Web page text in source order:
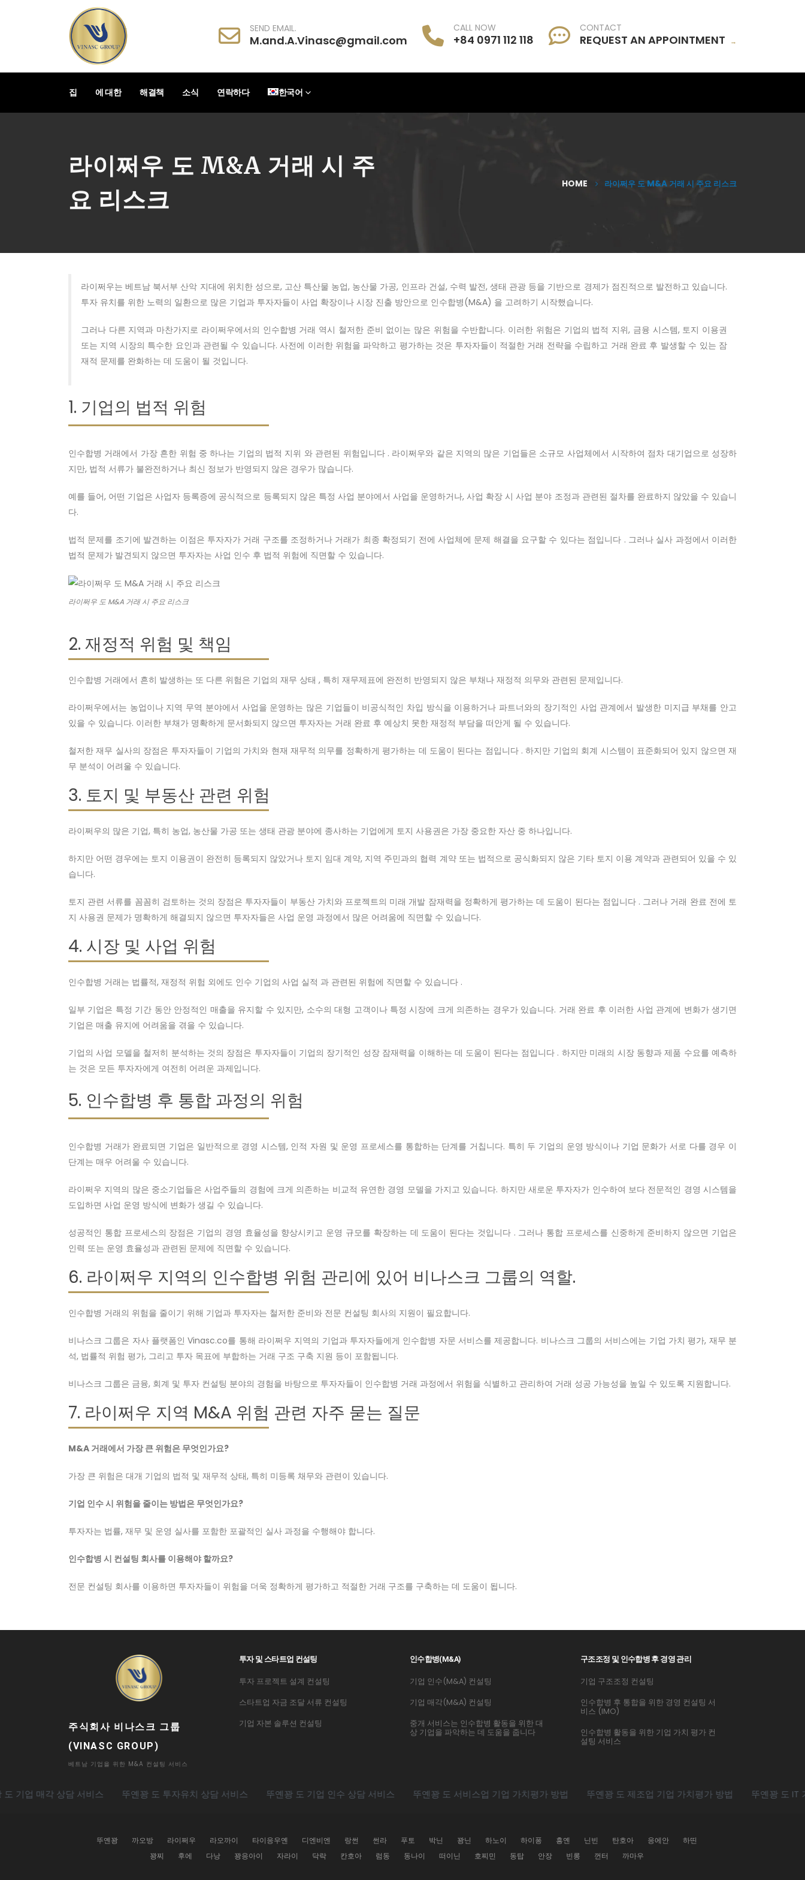
SEND EMAIL.
M.and.A.Vinasc@gmail.com
CALL NOW
+84 0971 112 118
CONTACT
REQUEST AN APPOINTMENT →
집 에 대한 해결책 소식 연락하다 한국어
라이쩌우 도 M&A 거래 시 주
요 리스크
HOME 라이쩌우 도 M&A 거래 시 주요 리스크
라이쩌우는 베트남 북서부 산악 지대에 위치한 성으로, 고산 특산물 농업, 농산물 가공, 인프라 건설, 수력 발전, 생태 관광 등을 기반으로 경제가 점진적으로 발전하고 있습니다.
투자 유치를 위한 노력의 일환으로 많은 기업과 투자자들이 사업 확장이나 시장 진출 방안으로 인수합병(M&A) 을 고려하기 시작했습니다.
그러나 다른 지역과 마찬가지로 라이쩌우에서의 인수합병 거래 역시 철저한 준비 없이는 많은 위험을 수반합니다. 이러한 위험은 기업의 법적 지위, 금융 시스템, 토지 이용권
또는 지역 시장의 특수한 요인과 관련될 수 있습니다. 사전에 이러한 위험을 파악하고 평가하는 것은 투자자들이 적절한 거래 전략을 수립하고 거래 완료 후 발생할 수 있는 잠
재적 문제를 완화하는 데 도움이 될 것입니다.
1. 기업의 법적 위험
인수합병 거래에서 가장 흔한 위험 중 하나는 기업의 법적 지위 와 관련된 위험입니다 . 라이쩌우와 같은 지역의 많은 기업들은 소규모 사업체에서 시작하여 점차 대기업으로 성장하
지만, 법적 서류가 불완전하거나 최신 정보가 반영되지 않은 경우가 많습니다.
예를 들어, 어떤 기업은 사업자 등록증에 공식적으로 등록되지 않은 특정 사업 분야에서 사업을 운영하거나, 사업 확장 시 사업 분야 조정과 관련된 절차를 완료하지 않았을 수 있습니
다.
법적 문제를 조기에 발견하는 이점은 투자자가 거래 구조를 조정하거나 거래가 최종 확정되기 전에 사업체에 문제 해결을 요구할 수 있다는 점입니다 . 그러나 실사 과정에서 이러한
법적 문제가 발견되지 않으면 투자자는 사업 인수 후 법적 위험에 직면할 수 있습니다.
라이쩌우 도 M&A 거래 시 주요 리스크
2. 재정적 위험 및 책임
인수합병 거래에서 흔히 발생하는 또 다른 위험은 기업의 재무 상태 , 특히 재무제표에 완전히 반영되지 않은 부채나 재정적 의무와 관련된 문제입니다.
라이쩌우에서는 농업이나 지역 무역 분야에서 사업을 운영하는 많은 기업들이 비공식적인 차입 방식을 이용하거나 파트너와의 장기적인 사업 관계에서 발생한 미지급 부채를 안고
있을 수 있습니다. 이러한 부채가 명확하게 문서화되지 않으면 투자자는 거래 완료 후 예상치 못한 재정적 부담을 떠안게 될 수 있습니다.
철저한 재무 실사의 장점은 투자자들이 기업의 가치와 현재 재무적 의무를 정확하게 평가하는 데 도움이 된다는 점입니다 . 하지만 기업의 회계 시스템이 표준화되어 있지 않으면 재
무 분석이 어려울 수 있습니다.
3. 토지 및 부동산 관련 위험
라이쩌우의 많은 기업, 특히 농업, 농산물 가공 또는 생태 관광 분야에 종사하는 기업에게 토지 사용권은 가장 중요한 자산 중 하나입니다.
하지만 어떤 경우에는 토지 이용권이 완전히 등록되지 않았거나 토지 임대 계약, 지역 주민과의 협력 계약 또는 법적으로 공식화되지 않은 기타 토지 이용 계약과 관련되어 있을 수 있
습니다.
토지 관련 서류를 꼼꼼히 검토하는 것의 장점은 투자자들이 부동산 가치와 프로젝트의 미래 개발 잠재력을 정확하게 평가하는 데 도움이 된다는 점입니다 . 그러나 거래 완료 전에 토
지 사용권 문제가 명확하게 해결되지 않으면 투자자들은 사업 운영 과정에서 많은 어려움에 직면할 수 있습니다.
4. 시장 및 사업 위험
인수합병 거래는 법률적, 재정적 위험 외에도 인수 기업의 사업 실적 과 관련된 위험에 직면할 수 있습니다 .
일부 기업은 특정 기간 동안 안정적인 매출을 유지할 수 있지만, 소수의 대형 고객이나 특정 시장에 크게 의존하는 경우가 있습니다. 거래 완료 후 이러한 사업 관계에 변화가 생기면
기업은 매출 유지에 어려움을 겪을 수 있습니다.
기업의 사업 모델을 철저히 분석하는 것의 장점은 투자자들이 기업의 장기적인 성장 잠재력을 이해하는 데 도움이 된다는 점입니다 . 하지만 미래의 시장 동향과 제품 수요를 예측하
는 것은 모든 투자자에게 여전히 어려운 과제입니다.
5. 인수합병 후 통합 과정의 위험
인수합병 거래가 완료되면 기업은 일반적으로 경영 시스템, 인적 자원 및 운영 프로세스를 통합하는 단계를 거칩니다. 특히 두 기업의 운영 방식이나 기업 문화가 서로 다를 경우 이
단계는 매우 어려울 수 있습니다.
라이쩌우 지역의 많은 중소기업들은 사업주들의 경험에 크게 의존하는 비교적 유연한 경영 모델을 가지고 있습니다. 하지만 새로운 투자자가 인수하여 보다 전문적인 경영 시스템을
도입하면 사업 운영 방식에 변화가 생길 수 있습니다.
성공적인 통합 프로세스의 장점은 기업의 경영 효율성을 향상시키고 운영 규모를 확장하는 데 도움이 된다는 것입니다 . 그러나 통합 프로세스를 신중하게 준비하지 않으면 기업은
인력 또는 운영 효율성과 관련된 문제에 직면할 수 있습니다.
6. 라이쩌우 지역의 인수합병 위험 관리에 있어 비나스크 그룹의 역할.
인수합병 거래의 위험을 줄이기 위해 기업과 투자자는 철저한 준비와 전문 컨설팅 회사의 지원이 필요합니다.
비나스크 그룹은 자사 플랫폼인 Vinasc.co를 통해 라이쩌우 지역의 기업과 투자자들에게 인수합병 자문 서비스를 제공합니다. 비나스크 그룹의 서비스에는 기업 가치 평가, 재무 분
석, 법률적 위험 평가, 그리고 투자 목표에 부합하는 거래 구조 구축 지원 등이 포함됩니다.
비나스크 그룹은 금융, 회계 및 투자 컨설팅 분야의 경험을 바탕으로 투자자들이 인수합병 거래 과정에서 위험을 식별하고 관리하여 거래 성공 가능성을 높일 수 있도록 지원합니다.
7. 라이쩌우 지역 M&A 위험 관련 자주 묻는 질문
M&A 거래에서 가장 큰 위험은 무엇인가요?
가장 큰 위험은 대개 기업의 법적 및 재무적 상태, 특히 미등록 채무와 관련이 있습니다.
기업 인수 시 위험을 줄이는 방법은 무엇인가요?
투자자는 법률, 재무 및 운영 실사를 포함한 포괄적인 실사 과정을 수행해야 합니다.
인수합병 시 컨설팅 회사를 이용해야 할까요?
전문 컨설팅 회사를 이용하면 투자자들이 위험을 더욱 정확하게 평가하고 적절한 거래 구조를 구축하는 데 도움이 됩니다.
주식회사 비나스크 그룹
(VINASC GROUP)
베트남 기업을 위한 M&A 컨설팅 서비스
투자 및 스타트업 컨설팅
투자 프로젝트 설계 컨설팅
스타트업 자금 조달 서류 컨설팅
기업 자본 솔루션 컨설팅
인수합병(M&A)
기업 인수(M&A) 컨설팅
기업 매각(M&A) 컨설팅
중개 서비스는 인수합병 활동을 위한 대
상 기업을 파악하는 데 도움을 줍니다
구조조정 및 인수합병 후 경영 관리
기업 구조조정 컨설팅
인수합병 후 통합을 위한 경영 컨설팅 서
비스 (IMO)
인수합병 활동을 위한 기업 가치 평가 컨
설팅 서비스
매각 상담 서비스 뚜옌꽝 도 투자유치 상담 서비스 뚜옌꽝 도 기업 인수 상담 서비스 뚜옌꽝 도 서비스업 기업 가치평가 방법 뚜옌꽝 도 제조업 기업 가치평가 방법 뚜옌꽝 도 IT 기업
뚜옌꽝 까오방 라이쩌우 라오까이 타이응우옌 디엔비엔 랑썬 썬라 푸토 박닌 꽝닌 하노이 하이퐁 흥옌 닌빈 탄호아 응에안
하띤
꽝찌
후에 다낭 꽝응아이 자라이 닥락 칸호아 럼동 동나이 떠이닌 호찌민 동탑 안장 빈롱 껀터 까마우